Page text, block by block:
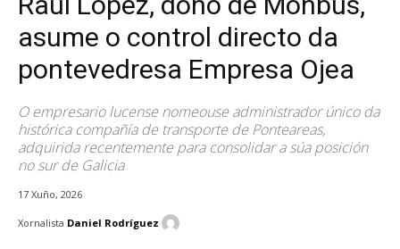
asume o control directo da
pontevedresa Empresa Ojea
O empresario lucense nomeouse administrador único da
histórica compañía de transporte de Ponteareas,
adquirida recentemente para consolidar a súa posición
no sur de Galicia
17 Xuño, 2026
Xornalista Daniel Rodríguez